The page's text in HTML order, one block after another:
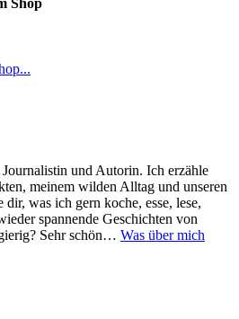
Shop
und Autorin. Ich erzähle
meinem wilden Alltag und unseren
was ich gern koche, esse, lese,
spannende Geschichten von
Sehr schön… Was über mich